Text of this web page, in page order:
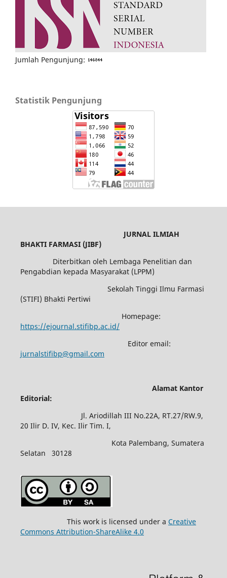
Jumlah Pengunjung:
Statistik Pengunjung
JURNAL ILMIAH
BHAKTI FARMASI (JIBF)
Diterbitkan oleh Lembaga Penelitian dan
Pengabdian kepada Masyarakat (LPPM)
Sekolah Tinggi Ilmu Farmasi
(STIFI) Bhakti Pertiwi
Homepage:
https://ejournal.stifibp.ac.id/
Editor email:
jurnalstifibp@gmail.com
Alamat Kantor
Editorial:
Jl. Ariodillah III No.22A, RT.27/RW.9,
20 Ilir D. IV, Kec. Ilir Tim. I,
Kota Palembang, Sumatera
Selatan 30128
This work is licensed under a Creative
Commons Attribution-ShareAlike 4.0